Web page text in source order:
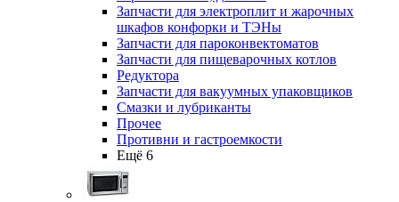
Запчасти для электроплит и жарочных
шкафов конфорки и ТЭНы
Запчасти для пароконвектоматов
Запчасти для пищеварочных котлов
Редуктора
Запчасти для вакуумных упаковщиков
Смазки и лубриканты
Прочее
Противни и гастроемкости
Ещё 6